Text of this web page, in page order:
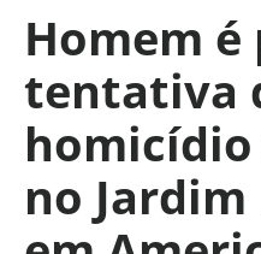
Homem
tentativa
no Jardim